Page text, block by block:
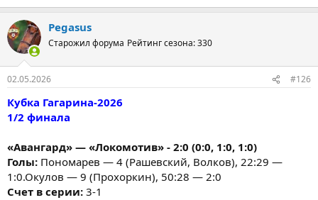
Pegasus
Старожил форума Рейтинг сезона: 330
02.05.2026 #126
Кубка Гагарина-2026
1/2 финала
«Авангард» — «Локомотив» - 2:0 (0:0, 1:0, 1:0)
Голы: Пономарев — 4 (Рашевский, Волков), 22:29 —
1:0.Окулов — 9 (Прохоркин), 50:28 — 2:0
Счет в серии: 3-1